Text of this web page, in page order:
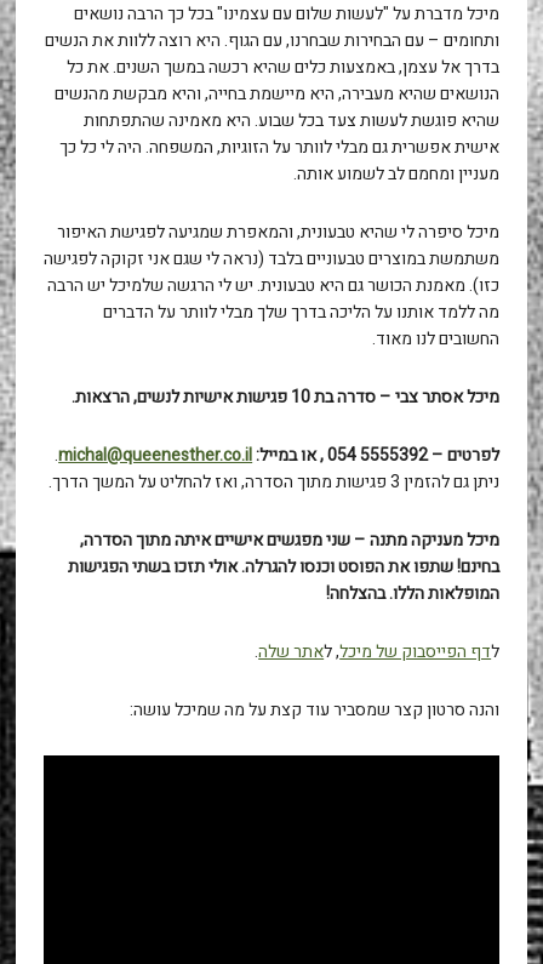
מיכל מדברת על "לעשות שלום עם עצמינו" בכל כך הרבה נושאים
ותחומים – עם הבחירות שבחרנו, עם הגוף. היא רוצה ללוות את הנשים
בדרך אל עצמן, באמצעות כלים שהיא רכשה במשך השנים. את כל
הנושאים שהיא מעבירה, היא מיישמת בחייה, והיא מבקשת מהנשים
שהיא פוגשת לעשות צעד בכל שבוע. היא מאמינה שהתפתחות
אישית אפשרית גם מבלי לוותר על הזוגיות, המשפחה. היה לי כל כך
מעניין ומחמם לב לשמוע אותה.
מיכל סיפרה לי שהיא טבעונית, והמאפרת שמגיעה לפגישת האיפור
משתמשת במוצרים טבעוניים בלבד (נראה לי שגם אני זקוקה לפגישה
כזו). מאמנת הכושר גם היא טבעונית. יש לי הרגשה שלמיכל יש הרבה
מה ללמד אותנו על הליכה בדרך שלך מבלי לוותר על הדברים
החשובים לנו מאוד.
מיכל אסתר צבי – סדרה בת 10 פגישות אישיות לנשים, הרצאות.
לפרטים – 5555392 054 , או במייל: michal@queenesther.co.il
.
ניתן גם להזמין 3 פגישות מתוך הסדרה, ואז להחליט על המשך הדרך.
מיכל מעניקה מתנה – שני מפגשים אישיים איתה מתוך הסדרה,
בחינם! שתפו את הפוסט וכנסו להגרלה. אולי תזכו בשתי הפגישות
המופלאות הללו. בהצלחה!
לדף הפייסבוק של מיכל, לאתר שלה.
והנה סרטון קצר שמסביר עוד קצת על מה שמיכל עושה: